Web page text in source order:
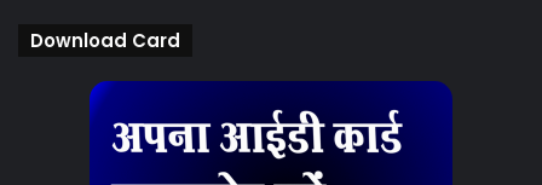
Download Card